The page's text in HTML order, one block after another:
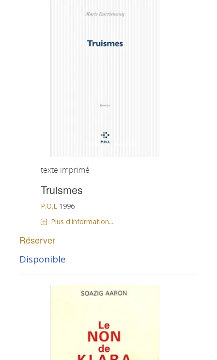
texte imprimé
Truismes
P.O.L 1996
Plus d'information...
Réserver
Disponible